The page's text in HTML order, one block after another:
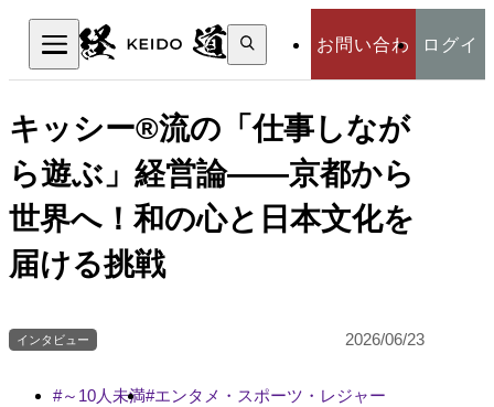
お問い合わ
せ
ログイ
検
索:
検索
キッシー®流の「仕事しなが
ら遊ぶ」経営論――京都から
世界へ！和の心と日本文化を
届ける挑戦
インタビュー 2026/06/23
～10人未満 エンタメ・スポーツ・レジャー